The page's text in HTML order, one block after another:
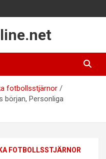
fotbollsstjärnor
början, Personliga
FOTBOLLSSTJÄRNOR